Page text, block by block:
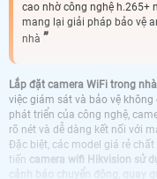
cao nhờ công nghệ h.265+
mang lại giải pháp bảo vệ
nhà
Lắp đặt camera WiFi trong nhà
việc giám sát và bảo vệ
phát triển của công nghệ,
rõ nét và dễ dàng kết nối với
Đặc biệt, các model giá rẻ
tiến camera wifi Hikvision sử